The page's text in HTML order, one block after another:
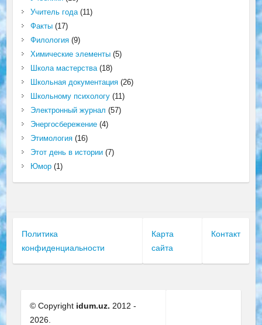
Учитель года(11)
Факты(17)
Филология(9)
Химические элементы(5)
Школа мастерства(18)
Школьная документация(26)
Школьному психологу(11)
Электронный журнал (57)
Энергосбережение(4)
Этимология(16)
Этот день в истории(7)
Юмор(1)
Политика
конфиденциальности
Карта
сайта
Контакт
© Copyright idum.uz. 2012 -
2026.